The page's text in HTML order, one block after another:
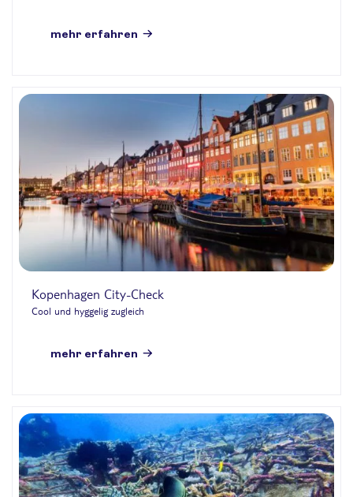
mehr erfahren
Kopenhagen City-Check
Cool und hyggelig zugleich
mehr erfahren